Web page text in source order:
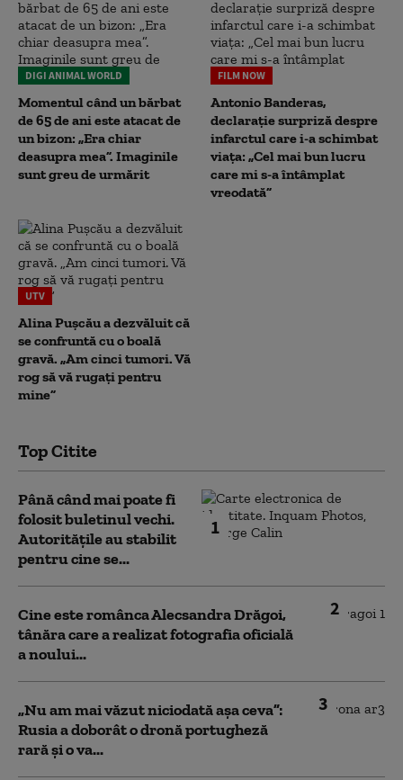
DIGI ANIMAL WORLD
Momentul când un bărbat
de 65 de ani este atacat de
un bizon: „Era chiar
deasupra mea”. Imaginile
sunt greu de urmărit
FILM NOW
Antonio Banderas,
declarație surpriză despre
infarctul care i-a schimbat
viața: „Cel mai bun lucru
care mi s-a întâmplat
vreodată”
UTV
Alina Pușcău a dezvăluit că
se confruntă cu o boală
gravă. „Am cinci tumori. Vă
rog să vă rugați pentru
mine”
Top Citite
1
Până când mai poate fi
folosit buletinul vechi.
Autoritățile au stabilit
pentru cine se...
2
Cine este românca Alecsandra Drăgoi,
tânăra care a realizat fotografia oficială
a noului...
3
„Nu am mai văzut niciodată așa ceva”:
Rusia a doborât o dronă portugheză
rară și o va...